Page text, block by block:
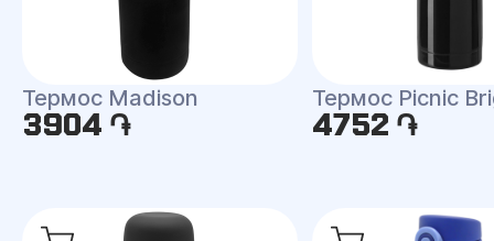
Термоc Madison
3904 ֏
Термос Picnic
4752 ֏